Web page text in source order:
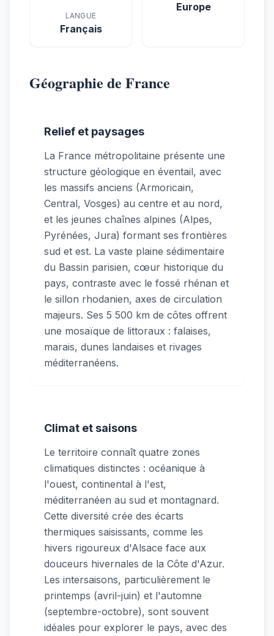
LANGUE
Français
Europe
Géographie de France
Relief et paysages
La France métropolitaine présente une
structure géologique en éventail, avec
les massifs anciens (Armoricain,
Central, Vosges) au centre et au nord,
et les jeunes chaînes alpines (Alpes,
Pyrénées, Jura) formant ses frontières
sud et est. La vaste plaine sédimentaire
du Bassin parisien, cœur historique du
pays, contraste avec le fossé rhénan et
le sillon rhodanien, axes de circulation
majeurs. Ses 5 500 km de côtes offrent
une mosaïque de littoraux : falaises,
marais, dunes landaises et rivages
méditerranéens.
Climat et saisons
Le territoire connaît quatre zones
climatiques distinctes : océanique à
l'ouest, continental à l'est,
méditerranéen au sud et montagnard.
Cette diversité crée des écarts
thermiques saisissants, comme les
hivers rigoureux d'Alsace face aux
douceurs hivernales de la Côte d'Azur.
Les intersaisons, particulièrement le
printemps (avril-juin) et l'automne
(septembre-octobre), sont souvent
idéales pour explorer le pays, avec des